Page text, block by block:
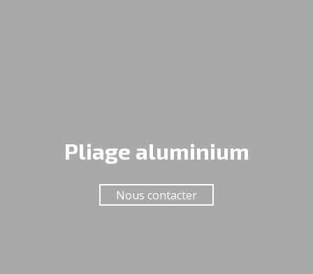
Pliage aluminium
Nous contacter